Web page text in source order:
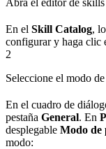
En el Skill Catalog,
configurar y haga clic
2
Seleccione el modo
En el cuadro de
pestaña General. En
desplegable Modo de
modo: